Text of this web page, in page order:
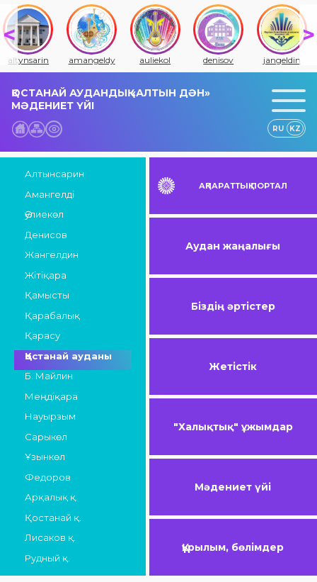
altynsarin amangeldy auliekol denisov jangeldin
ҚОСТАНАЙ АУДАНДЫҚ «АЛТЫН ДӘН»
МӘДЕНИЕТ ҮЙІ
RU KZ
Алтынсарин
Амангелді
Әулиекөл
Денисов
Жангелдин
Жітіқара
Қамысты
Қарабалық
Қарасу
Қостанай ауданы
Б. Майлин
Меңдіқара
Науырзым
Сарыкөл
Ұзынкөл
Федоров
Арқалық қ.
Қостанай қ.
Лисаков қ.
Рудный қ.
АҚПАРАТТЫҚ ПОРТАЛ
Аудан жаңалығы
Біздің әртістер
Жетістік
"Халықтық" ұжымдар
Мәдениет үйі
Құрылым, бөлімдер